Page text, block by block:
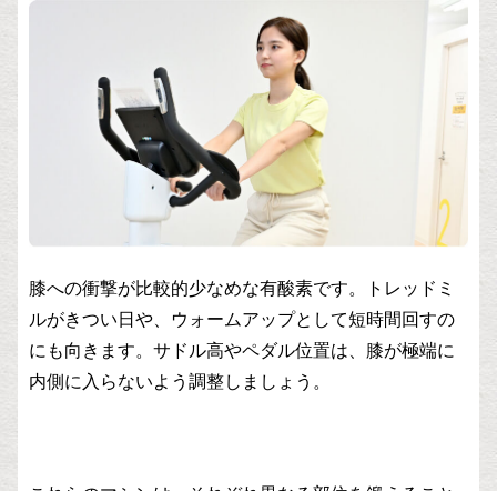
膝への衝撃が比較的少なめな有酸素です。トレッドミ
ルがきつい日や、ウォームアップとして短時間回すの
にも向きます。サドル高やペダル位置は、膝が極端に
内側に入らないよう調整しましょう。